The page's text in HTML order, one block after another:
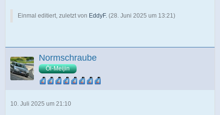
Einmal editiert, zuletzt von EddyF. (28. Juni 2025 um 13:21 )
Normschraube
Öl-Meijin
10. Juli 2025 um 21:10